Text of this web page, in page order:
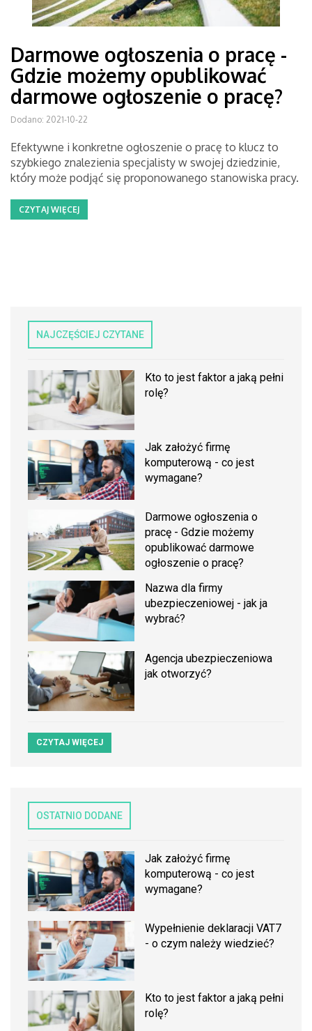
Darmowe ogłoszenia o pracę -
Gdzie możemy opublikować
darmowe ogłoszenie o pracę?
Dodano: 2021-10-22
Efektywne i konkretne ogłoszenie o pracę to klucz to
szybkiego znalezienia specjalisty w swojej dziedzinie,
który może podjąć się proponowanego stanowiska pracy.
CZYTAJ WIĘCEJ
NAJCZĘŚCIEJ CZYTANE
Kto to jest faktor a jaką pełni
rolę?
Jak założyć firmę
komputerową - co jest
wymagane?
Darmowe ogłoszenia o
pracę - Gdzie możemy
opublikować darmowe
ogłoszenie o pracę?
Nazwa dla firmy
ubezpieczeniowej - jak ja
wybrać?
Agencja ubezpieczeniowa
jak otworzyć?
CZYTAJ WIĘCEJ
OSTATNIO DODANE
Jak założyć firmę
komputerową - co jest
wymagane?
Wypełnienie deklaracji VAT7
- o czym należy wiedzieć?
Kto to jest faktor a jaką pełni
rolę?